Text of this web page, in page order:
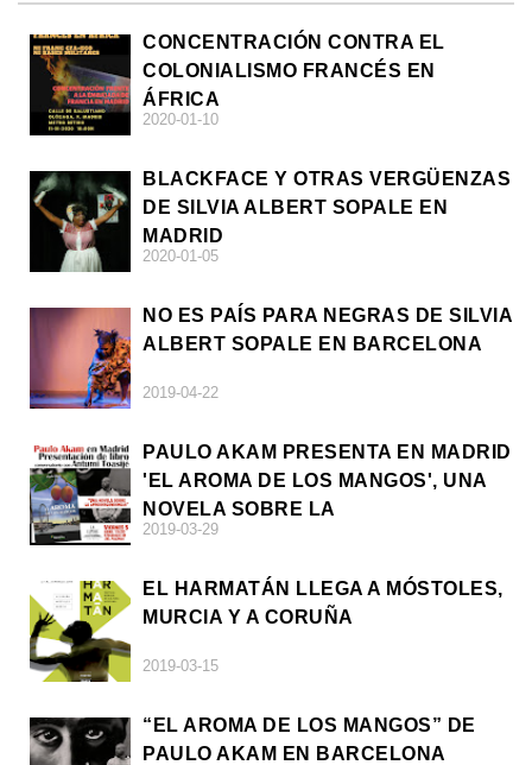
CONCENTRACIÓN CONTRA EL
COLONIALISMO FRANCÉS EN
ÁFRICA
2020-01-10
BLACKFACE Y OTRAS VERGÜENZAS
DE SILVIA ALBERT SOPALE EN
MADRID
2020-01-05
NO ES PAÍS PARA NEGRAS DE SILVIA
ALBERT SOPALE EN BARCELONA
2019-04-22
PAULO AKAM PRESENTA EN MADRID
'EL AROMA DE LOS MANGOS', UNA
NOVELA SOBRE LA
AFRODESCENDENCIA
2019-03-29
EL HARMATÁN LLEGA A MÓSTOLES,
MURCIA Y A CORUÑA
2019-03-15
“EL AROMA DE LOS MANGOS” DE
PAULO AKAM EN BARCELONA